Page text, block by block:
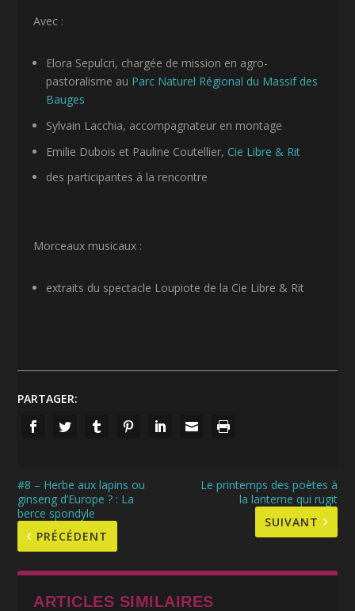
Avec :
Elora Sepulcri, chargée de mission en agro-
pastoralisme au Parc Naturel Régional du Massif des
Bauges
Sylvain Lacchia, accompagnateur en montage
Emilie Dubois et Pauline Coutellier, Cie Libre & Rit
des participantes à la rencontre
Morceaux musicaux :
extraits du spectacle Loupiote de la Cie Libre & Rit
PARTAGER:
#8 – Herbe aux lapins ou
ginseng d’Europe ? : La
berce spondyle
PRÉCÉDENT
Le printemps des poètes à
la lanterne qui rugit
SUIVANT
ARTICLES SIMILAIRES